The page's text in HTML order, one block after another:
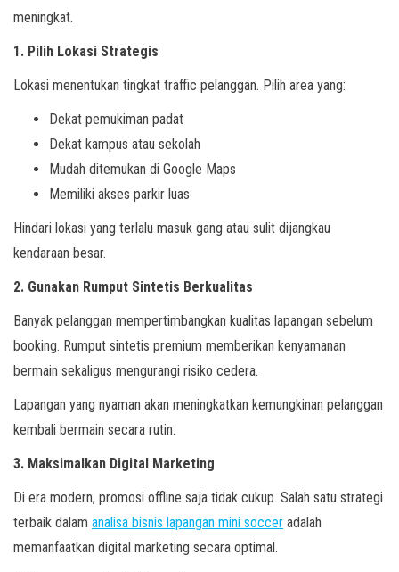
meningkat.
1. Pilih Lokasi Strategis
Lokasi menentukan tingkat traffic pelanggan. Pilih area yang:
Dekat pemukiman padat
Dekat kampus atau sekolah
Mudah ditemukan di Google Maps
Memiliki akses parkir luas
Hindari lokasi yang terlalu masuk gang atau sulit dijangkau
kendaraan besar.
2. Gunakan Rumput Sintetis Berkualitas
Banyak pelanggan mempertimbangkan kualitas lapangan sebelum
booking. Rumput sintetis premium memberikan kenyamanan
bermain sekaligus mengurangi risiko cedera.
Lapangan yang nyaman akan meningkatkan kemungkinan pelanggan
kembali bermain secara rutin.
3. Maksimalkan Digital Marketing
Di era modern, promosi offline saja tidak cukup. Salah satu strategi
terbaik dalam analisa bisnis lapangan mini soccer adalah
memanfaatkan digital marketing secara optimal.